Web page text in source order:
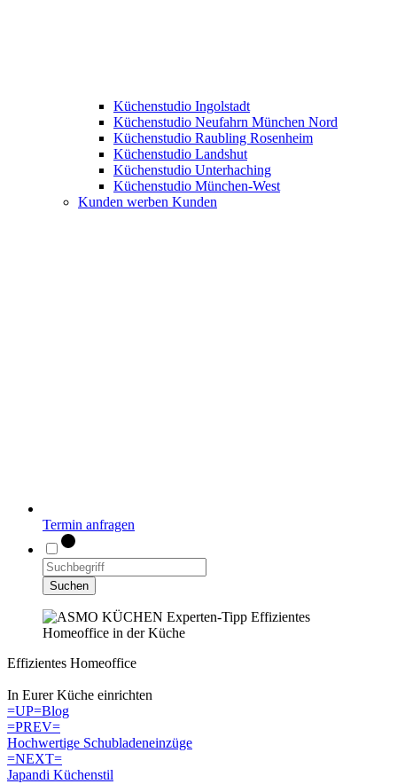
Küchenstudio Ingolstadt
Küchenstudio Neufahrn München Nord
Küchenstudio Raubling Rosenheim
Küchenstudio Landshut
Küchenstudio Unterhaching
Küchenstudio München-West
Kunden werben Kunden
Termin anfragen
Suchen
Effizientes Homeoffice
In Eurer Küche einrichten
=UP=Blog
=PREV=
Hochwertige Schubladeneinzüge
=NEXT=
Japandi Küchenstil